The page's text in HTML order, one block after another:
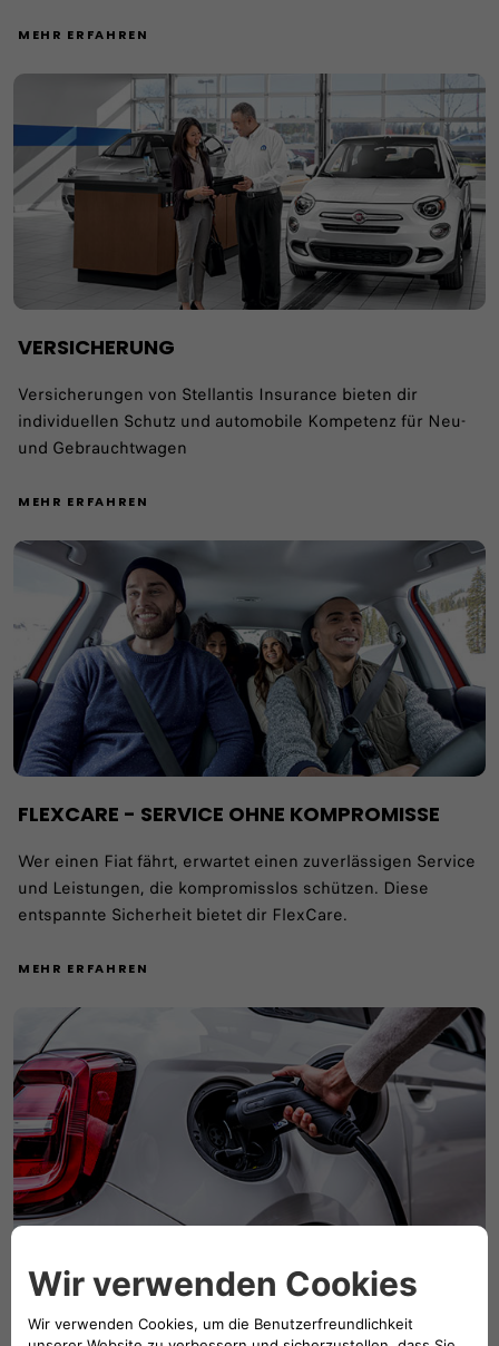
MEHR ERFAHREN
VERSICHERUNG
Versicherungen von Stellantis Insurance bieten dir
individuellen Schutz und automobile Kompetenz für Neu-
und Gebrauchtwagen
MEHR ERFAHREN
FLEXCARE - SERVICE OHNE KOMPROMISSE
Wer einen Fiat fährt, erwartet einen zuverlässigen Service
und Leistungen, die kompromisslos schützen.​ Diese
entspannte Sicherheit bietet dir FlexCare.
MEHR ERFAHREN
LADEN
Einfach in der Handhabung, reibungslos zu bedienen und